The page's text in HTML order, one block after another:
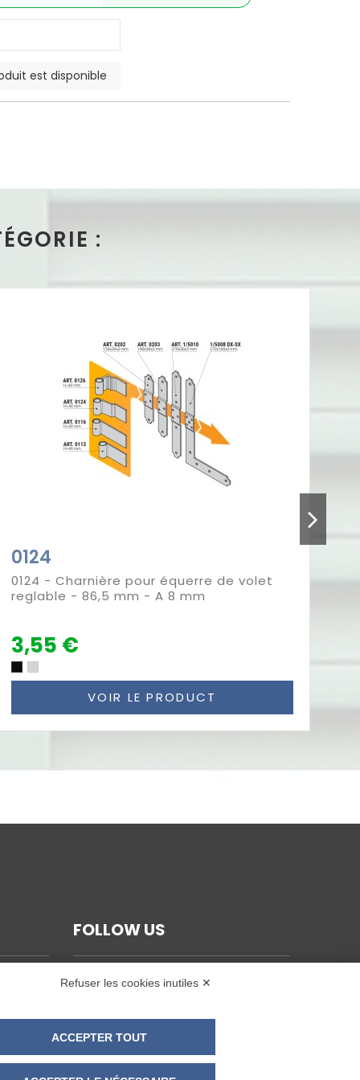
:
0124
0124 - Charnière pour équerre de volet
reglable - 86,5 mm - A 8 mm
3,55 €
VOIR LE PRODUCT
FOLLOW US
Refuser les cookies inutiles ✕
ACCEPTER TOUT